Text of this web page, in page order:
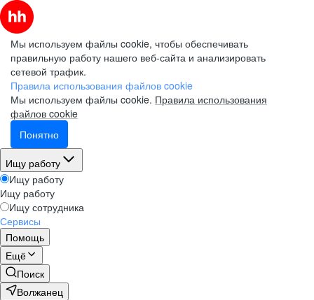
Мы используем файлы cookie, чтобы обеспечивать
правильную работу нашего веб-сайта и анализировать
сетевой трафик.
Правила использования файлов cookie
Мы используем файлы cookie. Правила использования
файлов cookie
Понятно
Ищу работу
Ищу работу
Ищу работу
Ищу сотрудника
Сервисы
Помощь
Ещё
Поиск
Волжанец